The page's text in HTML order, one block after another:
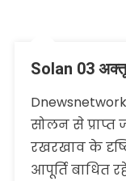
Solan 03
Dnewsnetwork
सोलन से
रखरखाव के
आपूर्ति बाधित